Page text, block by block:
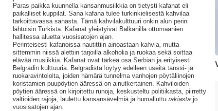
Paras paikka kuunnella kansanmusiikkia on tietysti kafanat eli
paikalliset kuppilat. Sana kafana tulee turkinkielisestä kahvilaa
tarkoittavassa sanasta. Tämä kahvilakulttuuri onkin alun perin
lähtöisin Turkista. Kafanat yleistyivät Balkanilla ottomaanien
hallitessa aluetta vuosisatojen ajan.
Perinteisesti kafanoissa nautittiin ainoastaan kahvia, mutta
sittemmin niissä alettiin tarjoilla alkoholia ja ruokaa sekä soittaa
elävää musiikkia. Kafanat ovat tärkeä osa Serbian ja erityisesti
Belgradin kulttuuria. Belgradista löytyy edelleen useita tanssi- ja
ruokaravintoloita, joiden hämärä tunnelma vanhojen pöytäliinojen
koristamien puupöytien ääressä on ainutkertainen. Kahviloiden
pöytien ääressä on kirjoitettu runoja, keskusteltu politiikasta, piirretty
valtioiden rajoja, laulettu kansansävelmiä ja humalluttu rakiastajo
vuosisatojen ajan.